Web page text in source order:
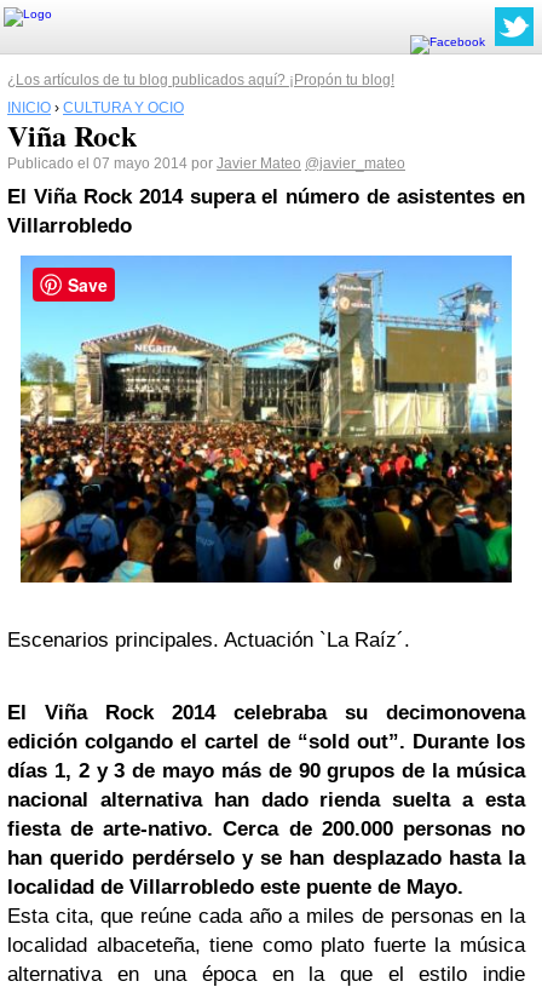
¿Los artículos de tu blog publicados aquí? ¡Propón tu blog!
INICIO › CULTURA Y OCIO
Viña Rock
Publicado el 07 mayo 2014 por Javier Mateo @javier_mateo
El Viña Rock 2014 supera el número de asistentes en
Villarrobledo
Escenarios principales. Actuación `La Raíz´.
El Viña Rock 2014 celebraba su decimonovena
edición colgando el cartel de “sold out”. Durante los
días 1, 2 y 3 de mayo más de 90 grupos de la música
nacional alternativa han dado rienda suelta a esta
fiesta de arte-nativo. Cerca de 200.000 personas no
han querido perdérselo y se han desplazado hasta la
localidad de Villarrobledo este puente de Mayo.
Esta cita, que reúne cada año a miles de personas en la
localidad albaceteña, tiene como plato fuerte la música
alternativa en una época en la que el estilo indie
Save